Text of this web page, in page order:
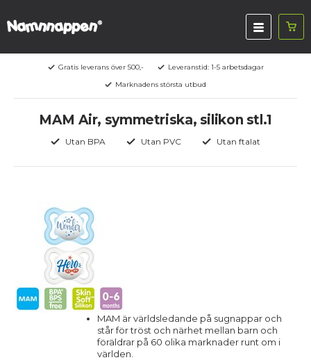
Gratis leverans över 500,-
Leveranstid: 1-5 arbetsdagar
Marknadens största utbud
MAM Air, symmetriska, silikon stl.1
Utan BPA Utan PVC Utan ftalat
MAM är världsledande på sugnappar och
står för tröst och närhet mellan barn och
föräldrar på 60 olika marknader runt om i
världen.